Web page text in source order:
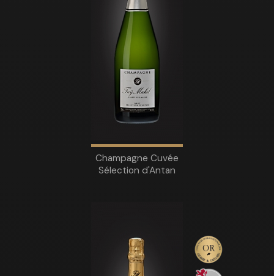
Champagne Cuvée
Sélection d'Antan